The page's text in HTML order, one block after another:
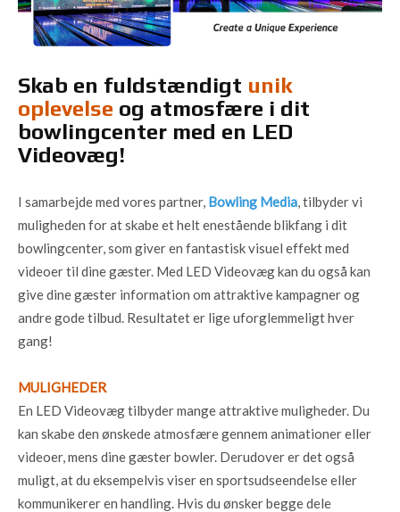
Skab en fuldstændigt unik
oplevelse og atmosfære i dit
bowlingcenter med en LED
Videovæg!
I samarbejde med vores partner, Bowling Media, tilbyder vi
muligheden for at skabe et helt enestående blikfang i dit
bowlingcenter, som giver en fantastisk visuel effekt med
videoer til dine gæster. Med LED Videovæg kan du også kan
give dine gæster information om attraktive kampagner og
andre gode tilbud. Resultatet er lige uforglemmeligt hver
gang!
MULIGHEDER
En LED Videovæg tilbyder mange attraktive muligheder. Du
kan skabe den ønskede atmosfære gennem animationer eller
videoer, mens dine gæster bowler. Derudover er det også
muligt, at du eksempelvis viser en sportsudseendelse eller
kommunikerer en handling. Hvis du ønsker begge dele